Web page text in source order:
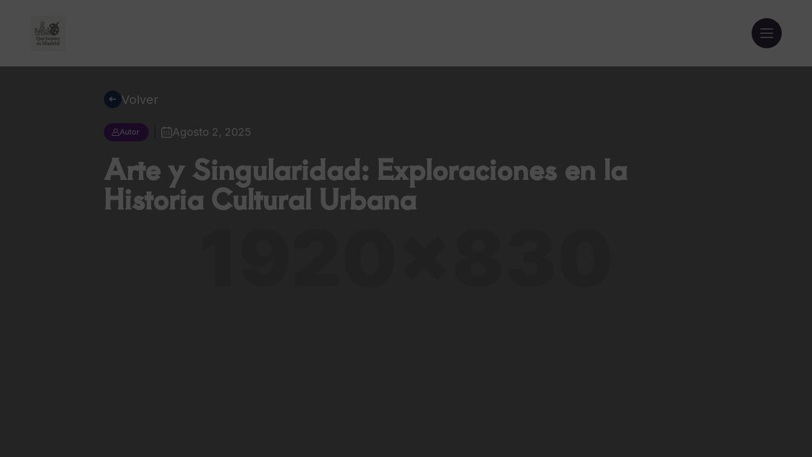
Volver
Autor Agosto 2, 2025
Arte y Singularidad: Exploraciones en la
Historia Cultural Urbana